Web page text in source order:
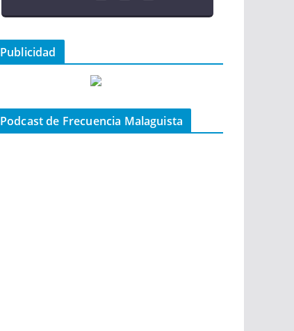
Publicidad
Podcast de Frecuencia Malaguista